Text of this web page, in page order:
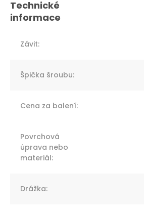
Závit:
Špička šroubu:
Cena za balení:
Povrchová
úprava nebo
materiál:
Drážka: